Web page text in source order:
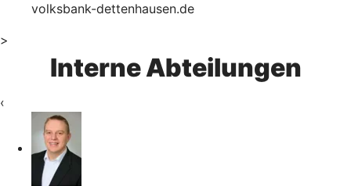
volksbank-dettenhausen.de
>
Interne Abteilungen
‹